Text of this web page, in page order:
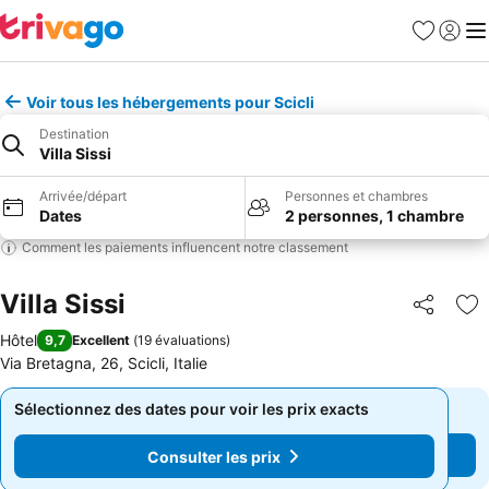
Favoris
Se
Voir tous les hébergements pour Scicli
Destination
Villa Sissi
Arrivée/départ
Dates
Personnes et chambres
2 personnes, 1 chambre
Comment les paiements influencent notre classement
Villa Sissi Partager
Hôtel 9,7 Excellent (19 évaluations)
Via Bretagna, 26, Scicli, Italie
Sélectionnez des dates pour voir les prix exacts
Consulter les prix
Sélectionnez des dates pour voir les prix exacts
Consulter les prix